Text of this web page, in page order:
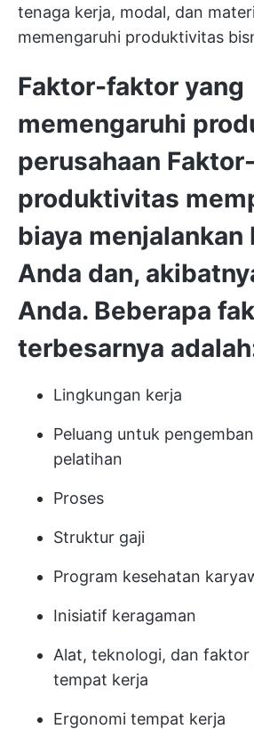
tenaga kerja, modal, dan
memengaruhi produktivitas
Faktor-faktor yang
memengaruhi
perusahaan
produktivitas
biaya menjalankan
Anda dan,
Anda. Beberapa
terbesarnya
Lingkungan kerja
Peluang untuk
pelatihan
Proses
Struktur gaji
Program kesehatan
Inisiatif keragaman
Alat, teknologi, dan faktor
tempat kerja
Ergonomi tempat kerja